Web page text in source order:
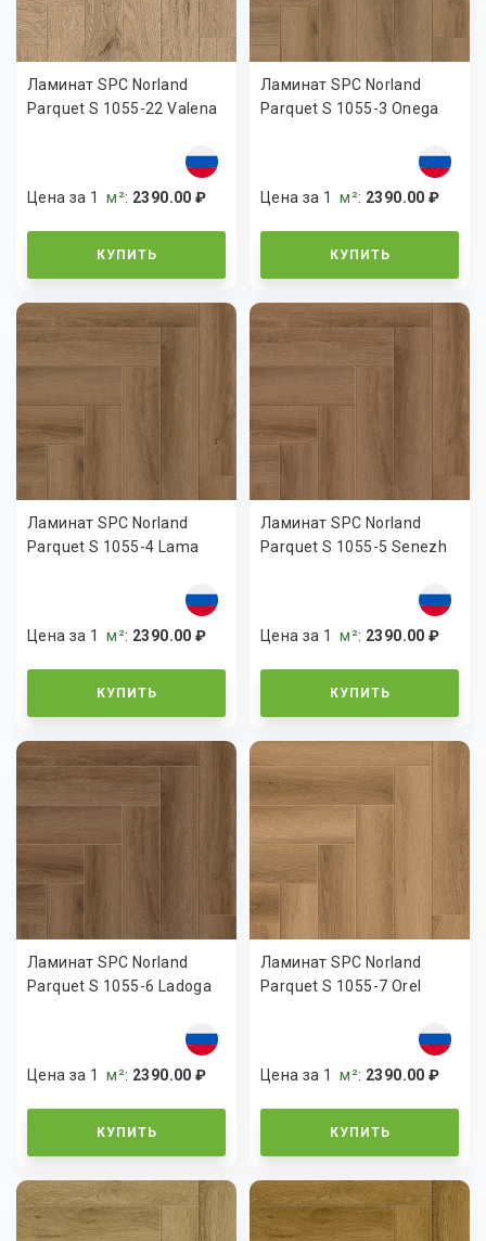
Ламинат SPC Norland
Parquet S 1055-22 Valena
Цена за 1м²: 2390.00 ₽
КУПИТЬ
Ламинат SPC Norland
Parquet S 1055-3 Onega
Цена за 1м²: 2390.00 ₽
КУПИТЬ
Ламинат SPC Norland
Parquet S 1055-4 Lama
Цена за 1м²: 2390.00 ₽
КУПИТЬ
Ламинат SPC Norland
Parquet S 1055-5 Senezh
Цена за 1м²: 2390.00 ₽
КУПИТЬ
Ламинат SPC Norland
Parquet S 1055-6 Ladoga
Цена за 1м²: 2390.00 ₽
КУПИТЬ
Ламинат SPC Norland
Parquet S 1055-7 Orel
Цена за 1м²: 2390.00 ₽
КУПИТЬ